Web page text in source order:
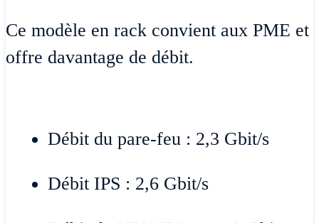
Ce modèle en rack convient aux PME et
offre davantage de débit.
Débit du pare-feu : 2,3 Gbit/s
Débit IPS : 2,6 Gbit/s